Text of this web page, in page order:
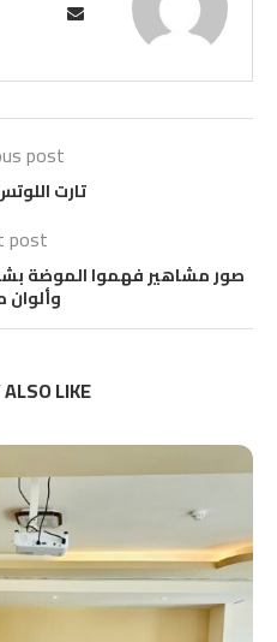
post
تارت
post
صور مشاهير فهموا الموضة
وألوان
LIKE